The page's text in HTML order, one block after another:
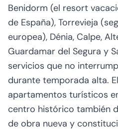
Benidorm (el resort
de España), Torrevieja
europea), Dénia, Calpe,
Guardamar del Segura y
servicios que no
durante temporada alta.
apartamentos turísticos
centro histórico también
de obra nueva y